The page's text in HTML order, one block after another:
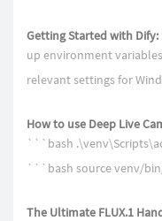
Getting Started with
up environment
relevant settings for
```bash
```bash source venv/